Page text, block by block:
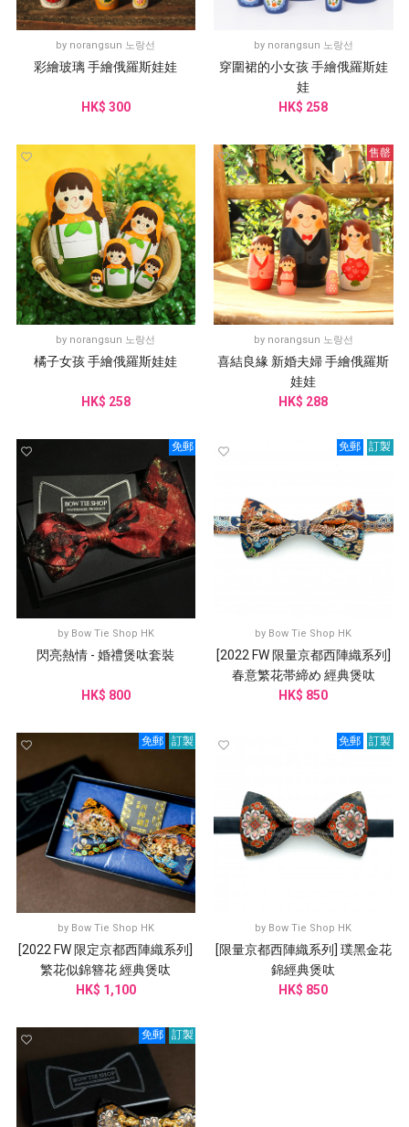
by norangsun 노랑선
彩繪玻璃 手繪俄羅斯娃娃
HK$ 300
by norangsun 노랑선
穿圍裙的小女孩 手繪俄羅斯娃
娃
HK$ 258
by norangsun 노랑선
橘子女孩 手繪俄羅斯娃娃
HK$ 258
售罄
by norangsun 노랑선
喜結良緣 新婚夫婦 手繪俄羅斯
娃娃
HK$ 288
免郵
by Bow Tie Shop HK
閃亮熱情 - 婚禮煲呔套裝
HK$ 800
免郵 訂製
by Bow Tie Shop HK
[2022 FW 限量京都西陣織系列]
春意繁花帯締め 經典煲呔
HK$ 850
免郵 訂製
by Bow Tie Shop HK
[2022 FW 限定京都西陣織系列]
繁花似錦簪花 經典煲呔
HK$ 1,100
免郵 訂製
by Bow Tie Shop HK
[限量京都西陣織系列] 璞黑金花
錦經典煲呔
HK$ 850
免郵 訂製